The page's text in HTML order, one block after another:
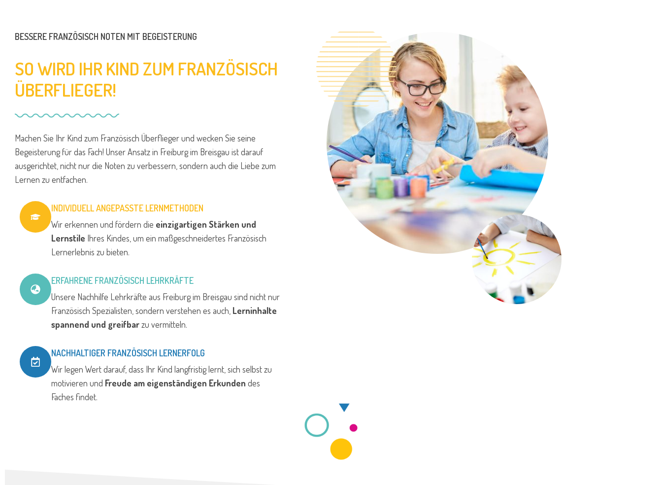
BESSERE FRANZÖSISCH NOTEN MIT BEGEISTERUNG
SO WIRD IHR KIND ZUM FRANZÖSISCH
ÜBERFLIEGER!
Machen Sie Ihr Kind zum Französisch Überflieger und wecken Sie seine
Begeisterung für das Fach! Unser Ansatz in Freiburg im Breisgau ist darauf
ausgerichtet, nicht nur die Noten zu verbessern, sondern auch die Liebe zum
Lernen zu entfachen.
INDIVIDUELL ANGEPASSTE LERNMETHODEN
Wir erkennen und fördern die einzigartigen Stärken und
Lernstile Ihres Kindes, um ein maßgeschneidertes Französisch
Lernerlebnis zu bieten.
ERFAHRENE FRANZÖSISCH LEHRKRÄFTE
Unsere Nachhilfe Lehrkräfte aus Freiburg im Breisgau sind nicht nur
Französisch Spezialisten, sondern verstehen es auch, Lerninhalte
spannend und greifbarzu vermitteln.
NACHHALTIGER FRANZÖSISCH LERNERFOLG
Wir legen Wert darauf, dass Ihr Kind langfristig lernt, sich selbst zu
motivieren und Freude am eigenständigen Erkunden des
Faches findet.